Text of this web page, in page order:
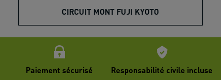
CIRCUIT MONT FUJI KYOTO
Paiement sécurisé Responsabilité civile incluse